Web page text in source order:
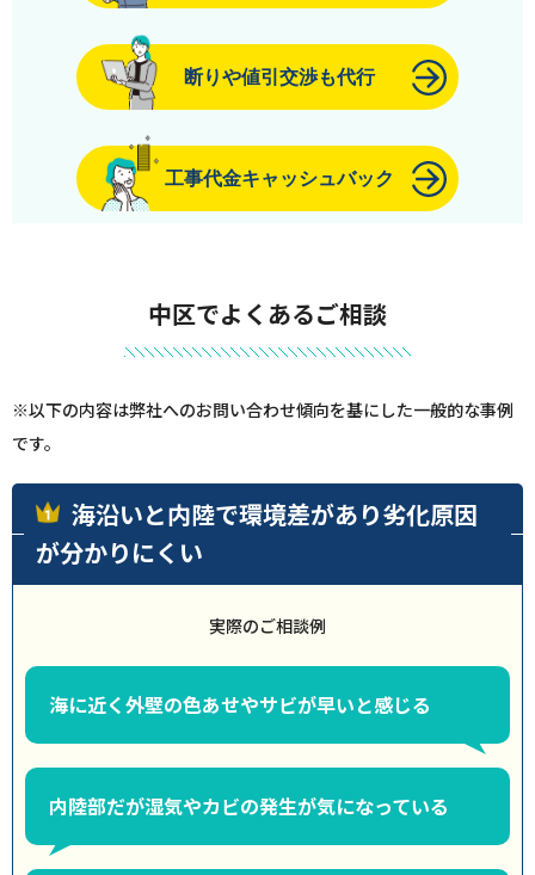
断りや値引交渉も代行
工事代金キャッシュバック
中区でよくあるご相談
※以下の内容は弊社へのお問い合わせ傾向を基にした一般的な事例
です。
海沿いと内陸で環境差があり劣化原因
が分かりにくい
実際のご相談例
海に近く外壁の色あせやサビが早いと感じる
内陸部だが湿気やカビの発生が気になっている